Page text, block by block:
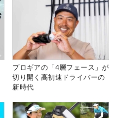
プロギアの「4層フェース」が
切り開く高初速ドライバーの
新時代